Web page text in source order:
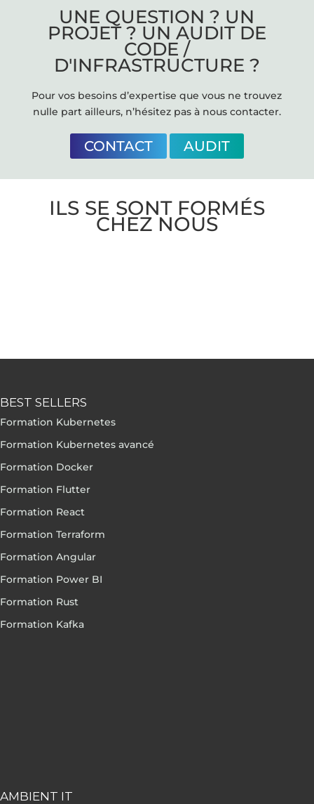
UNE QUESTION ? UN
PROJET ? UN AUDIT DE
CODE /
D'INFRASTRUCTURE ?
Pour vos besoins d’expertise que vous ne trouvez
nulle part ailleurs, n’hésitez pas à nous contacter.
CONTACT AUDIT
ILS SE SONT FORMÉS
CHEZ NOUS
BEST SELLERS
Formation Kubernetes
Formation Kubernetes avancé
Formation Docker
Formation Flutter
Formation React
Formation Terraform
Formation Angular
Formation Power BI
Formation Rust
Formation Kafka
AMBIENT IT